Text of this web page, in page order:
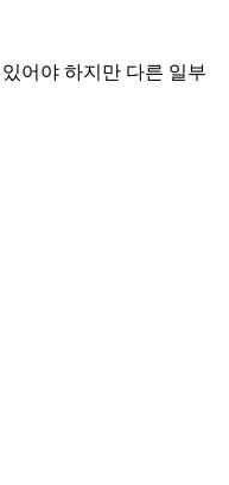
어야 하지만 다른 일부